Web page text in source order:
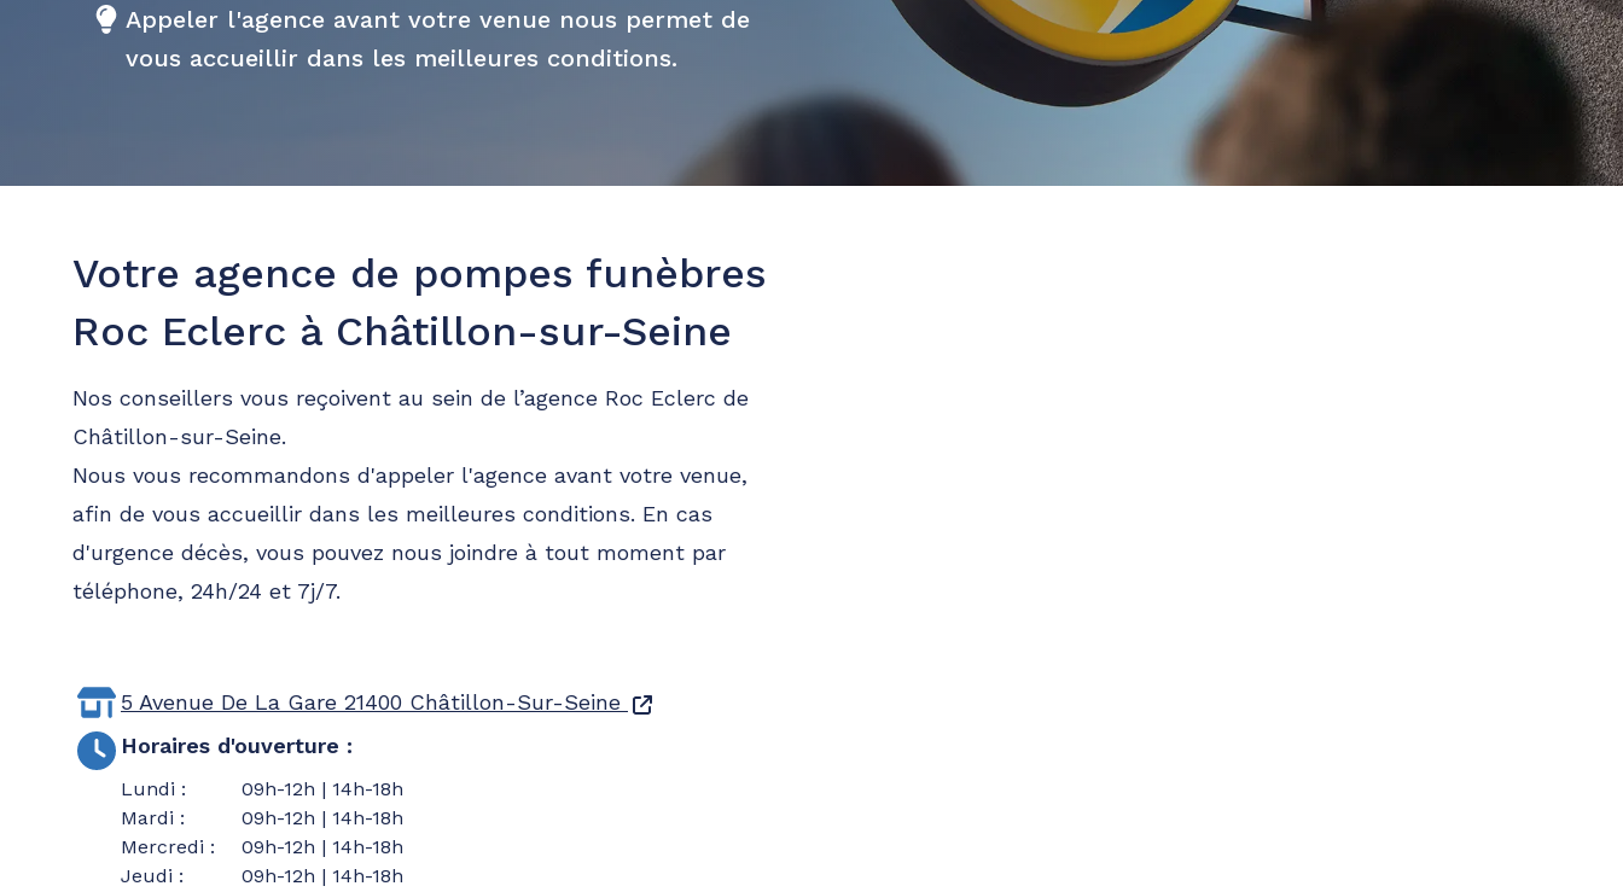
Appeler l'agence avant votre venue nous permet de
vous accueillir dans les meilleures conditions.
Votre agence de pompes funèbres
Roc Eclerc à Châtillon-sur-Seine
Nos conseillers vous reçoivent au sein de l’agence Roc Eclerc de
Châtillon-sur-Seine.
Nous vous recommandons d'appeler l'agence avant votre venue,
afin de vous accueillir dans les meilleures conditions. En cas
d'urgence décès, vous pouvez nous joindre à tout moment par
téléphone, 24h/24 et 7j/7.
5 Avenue De La Gare 21400 Châtillon-Sur-Seine
Horaires d'ouverture :
Lundi :
09h-12h | 14h-18h
Mardi :
09h-12h | 14h-18h
Mercredi :
09h-12h | 14h-18h
Jeudi :
09h-12h | 14h-18h